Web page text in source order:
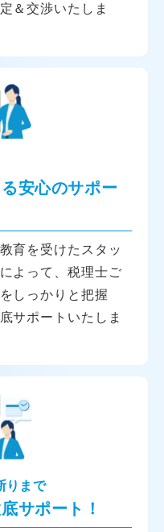
＆交渉いたしま
安心のサポー
育を受けたスタッ
よって、税理士ご
しっかりと把握
サポートいたしま
りまで
サポート！